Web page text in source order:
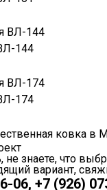
144
174
не знаете, что
вариант,
06, +7 (926)